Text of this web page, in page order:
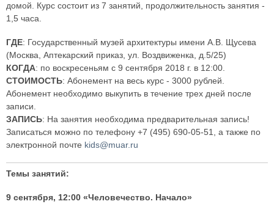
домой. Курс состоит из 7 занятий, продолжительность занятия -
1,5 часа.
ГДЕ: Государственный музей архитектуры имени А.В. Щусева
(Москва, Аптекарский приказ, ул. Воздвиженка, д.5/25)
КОГДА: по воскресеньям с 9 сентября 2018 г. в 12:00.
СТОИМОСТЬ: Абонемент на весь курс - 3000 рублей.
Абонемент необходимо выкупить в течение трех дней после
записи.
ЗАПИСЬ: На занятия необходима предварительная запись!
Записаться можно по телефону +7 (495) 690-05-51, а также по
электронной почте kids@muar.ru
Темы занятий:
9 сентября, 12:00 «Человечество. Начало»